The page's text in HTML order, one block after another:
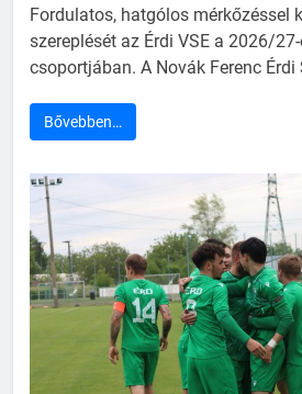
Fordulatos, hatgólos mérkőzéssel
szereplését az Érdi VSE a 2026/
csoportjában. A Novák Ferenc
Bővebben…